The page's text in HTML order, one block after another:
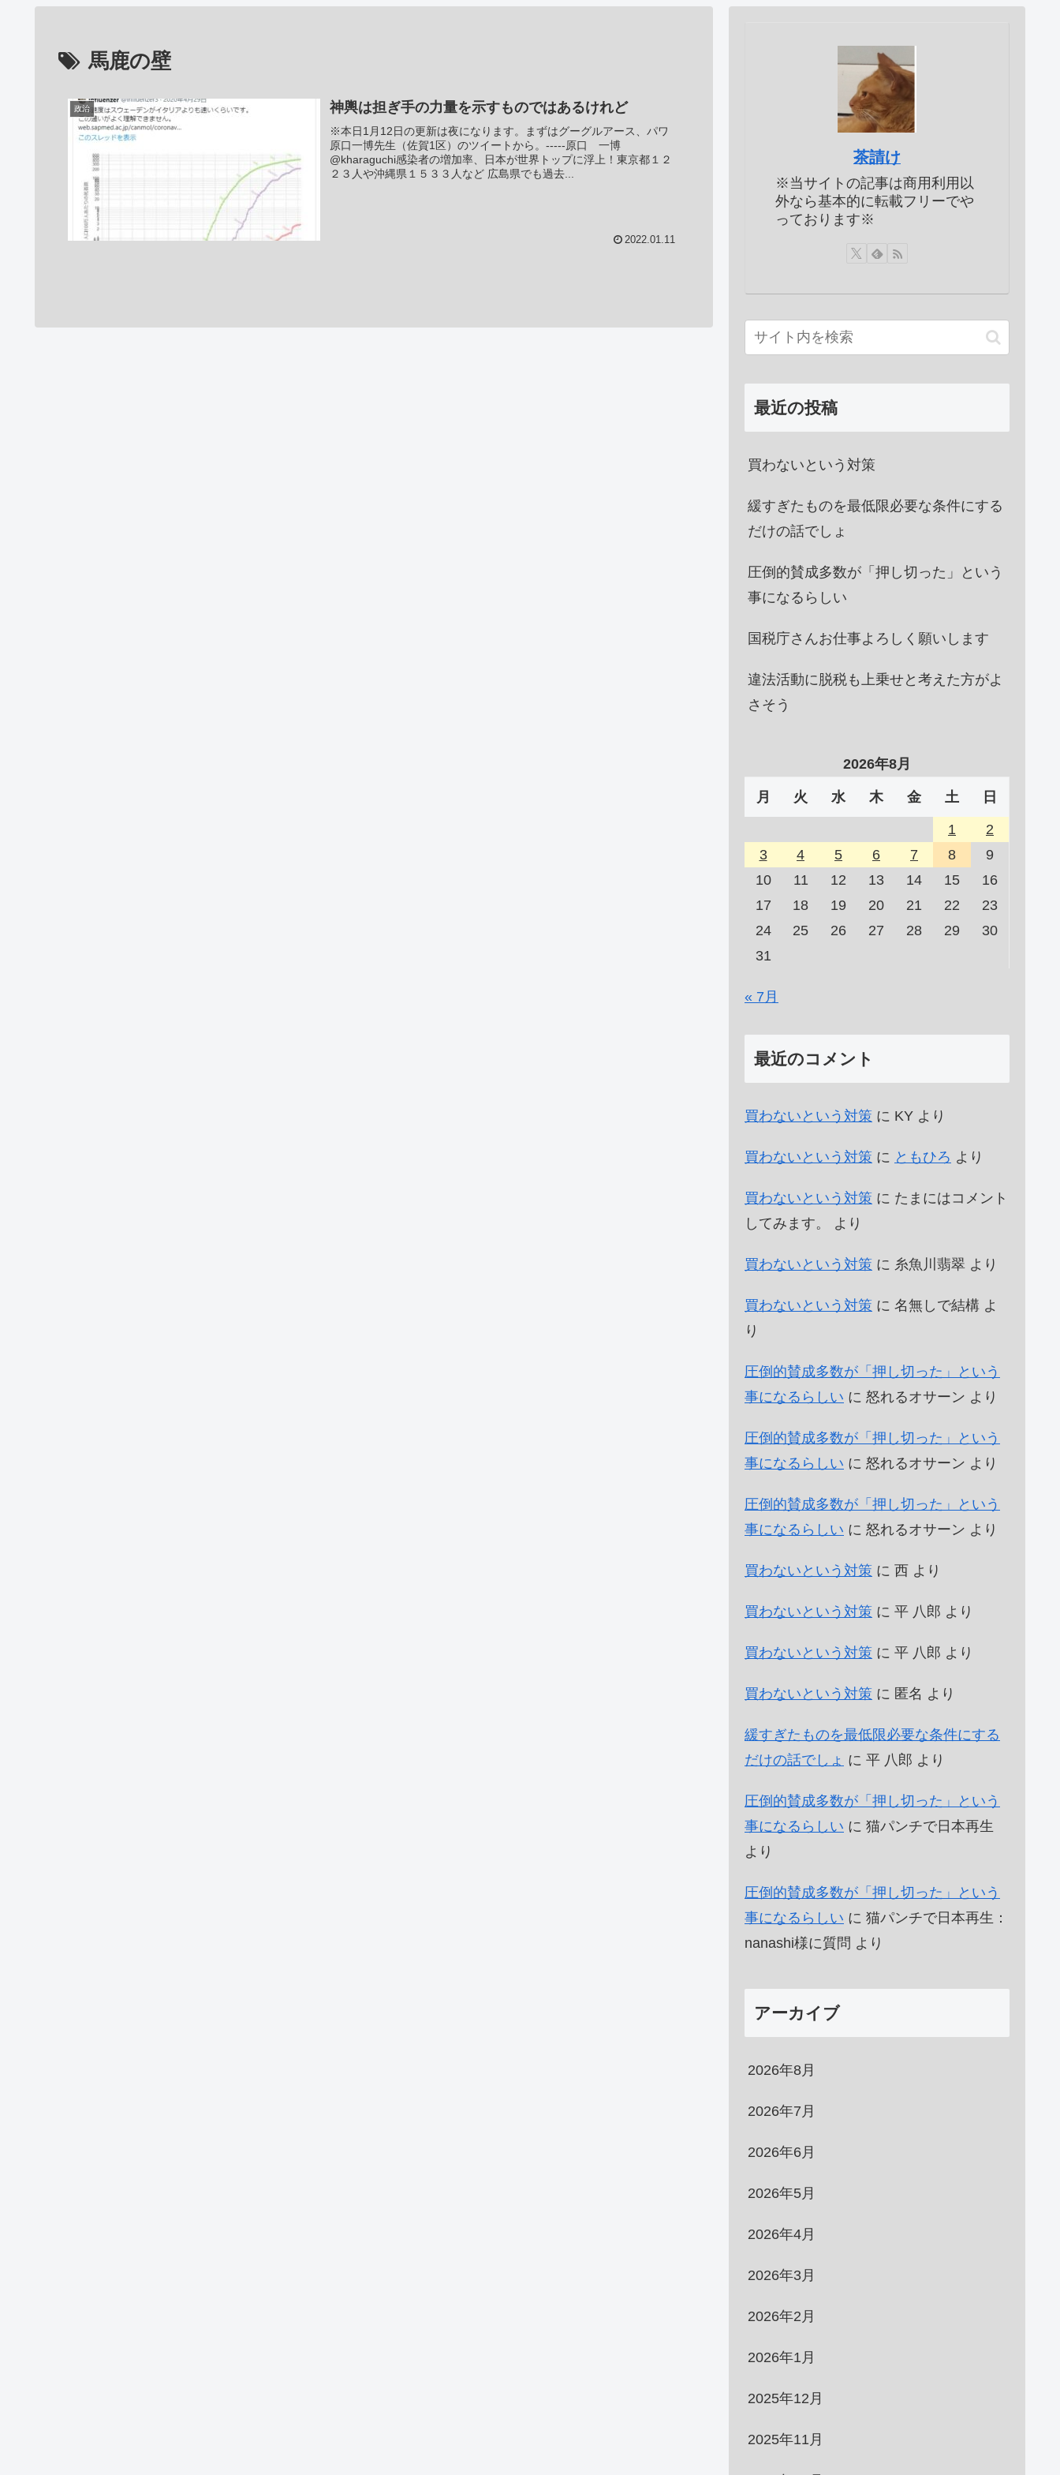
馬鹿の壁
政治 神輿は担ぎ手の力量を示すものではあるけれど
※本日1月12日の更新は夜になります。まずはグーグルアース、パワ
原口一博先生（佐賀1区）のツイートから。-----原口 一博
@kharaguchi感染者の増加率、日本が世界トップに浮上！東京都１２
２３人や沖縄県１５３３人など 広島県でも過去...
2022.01.11
茶請け
※当サイトの記事は商用利用以
外なら基本的に転載フリーでや
っております※
最近の投稿
買わないという対策
緩すぎたものを最低限必要な条件にする
だけの話でしょ
圧倒的賛成多数が「押し切った」という
事になるらしい
国税庁さんお仕事よろしく願いします
違法活動に脱税も上乗せと考えた方がよ
さそう
2026年8月
月 火 水 木 金 土 日
1
2
3
4 5 6 7 8
9
10
11 12 13 14 15
16
17
18 19 20 21 22
23
24
25 26 27 28 29
30
31
« 7月
最近のコメント
買わないという対策 に KY より
買わないという対策 に ともひろ より
買わないという対策 に たまにはコメント
してみます。
より
買わないという対策 に 糸魚川翡翠 より
買わないという対策 に 名無しで結構 よ
り
圧倒的賛成多数が「押し切った」という
事になるらしい に 怒れるオサーン より
圧倒的賛成多数が「押し切った」という
事になるらしい に 怒れるオサーン より
圧倒的賛成多数が「押し切った」という
事になるらしい に 怒れるオサーン より
買わないという対策 に 西 より
買わないという対策 に 平 八郎 より
買わないという対策 に 平 八郎 より
買わないという対策 に 匿名 より
緩すぎたものを最低限必要な条件にする
だけの話でしょ に 平 八郎 より
圧倒的賛成多数が「押し切った」という
事になるらしい に 猫パンチで日本再生
より
圧倒的賛成多数が「押し切った」という
事になるらしい に 猫パンチで日本再生：
nanashi様に質問 より
アーカイブ
2026年8月
2026年7月
2026年6月
2026年5月
2026年4月
2026年3月
2026年2月
2026年1月
2025年12月
2025年11月